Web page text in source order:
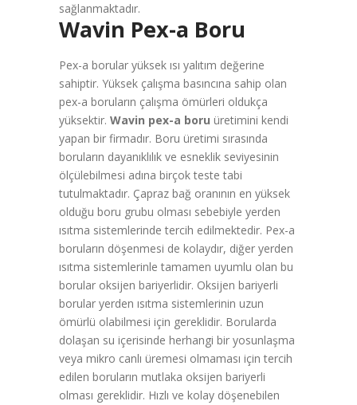
sağlanmaktadır.
Wavin Pex-a Boru
Pex-a borular yüksek ısı yalıtım değerine
sahiptir. Yüksek çalışma basıncına sahip olan
pex-a boruların çalışma ömürleri oldukça
yüksektir. Wavin pex-a boru üretimini kendi
yapan bir firmadır. Boru üretimi sırasında
boruların dayanıklılık ve esneklik seviyesinin
ölçülebilmesi adına birçok teste tabi
tutulmaktadır. Çapraz bağ oranının en yüksek
olduğu boru grubu olması sebebiyle yerden
ısıtma sistemlerinde tercih edilmektedir. Pex-a
boruların döşenmesi de kolaydır, diğer yerden
ısıtma sistemlerinle tamamen uyumlu olan bu
borular oksijen bariyerlidir. Oksijen bariyerli
borular yerden ısıtma sistemlerinin uzun
ömürlü olabilmesi için gereklidir. Borularda
dolaşan su içerisinde herhangi bir yosunlaşma
veya mikro canlı üremesi olmaması için tercih
edilen boruların mutlaka oksijen bariyerli
olması gereklidir. Hızlı ve kolay döşenebilen